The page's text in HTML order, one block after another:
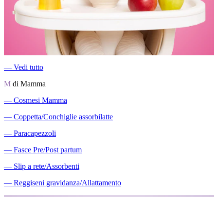
― Vedi tutto
M di Mamma
― Cosmesi Mamma
― Coppetta/Conchiglie assorbilatte
― Paracapezzoli
― Fasce Pre/Post partum
― Slip a rete/Assorbenti
― Reggiseni gravidanza/Allattamento